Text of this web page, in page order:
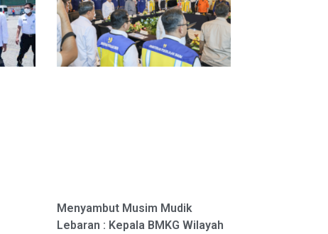
Menyambut Musim Mudik
Lebaran : Kepala BMKG Wilayah